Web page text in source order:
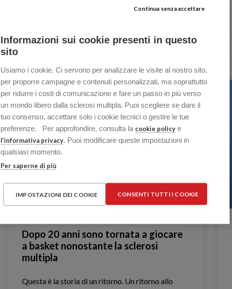
OSPITI
Dopo 20 anni sono tornata a giocare
a basket nonostante la sclerosi
multipla
Questa è la storia di un ritorno. Un ritorno allo
Informazioni sui cookie presenti in questo
sito
Usiamo i cookie. Ci servono per analizzare le visite al nostro sito,
per proporre campagne e contenuti personalizzati, ma soprattutto
per ridurre i costi di comunicazione e fare un passo in più verso
un mondo libero dalla sclerosi multipla. Puoi scegliere se dare il
tuo consenso, accettare solo i cookie tecnici o gestire le tue
preferenze. Per approfondire, consulta la cookie policy e
l’informativa privacy. Puoi modificare queste impostazioni in
qualsiasi momento.
Per saperne di più
IMPOSTAZIONI DEI COOKIE CONSENTI TUTTI I COOKIE
Continua senza accettare